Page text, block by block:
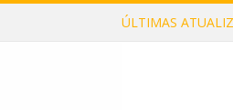
ÚLTIMAS